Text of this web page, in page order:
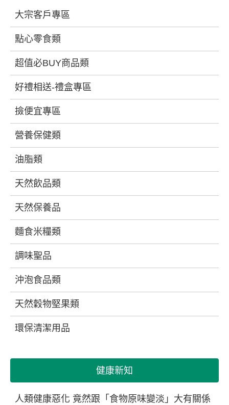
大宗客戶專區
點心零食類
超值必BUY商品類
好禮相送-禮盒專區
撿便宜專區
營養保健類
油脂類
天然飲品類
天然保養品
麵食米糧類
調味聖品
沖泡食品類
天然穀物堅果類
環保清潔用品
健康新知
人類健康惡化 竟然跟「食物原味變淡」大有關係